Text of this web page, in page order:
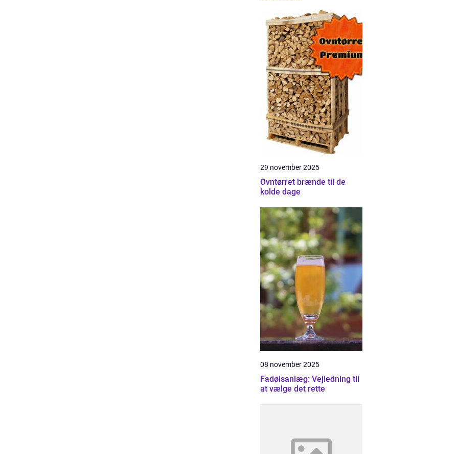
29 november 2025
Ovntørret brænde til de
kolde dage
08 november 2025
Fadølsanlæg: Vejledning til
at vælge det rette